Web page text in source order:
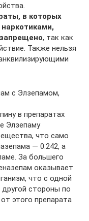
в которых
, так как
Также нельзя
с Элзепамом,
в препаратах
Элзепаму
что само
— 0.242, а
За большего
оказывает
что с одной
стороны по
этого препарата